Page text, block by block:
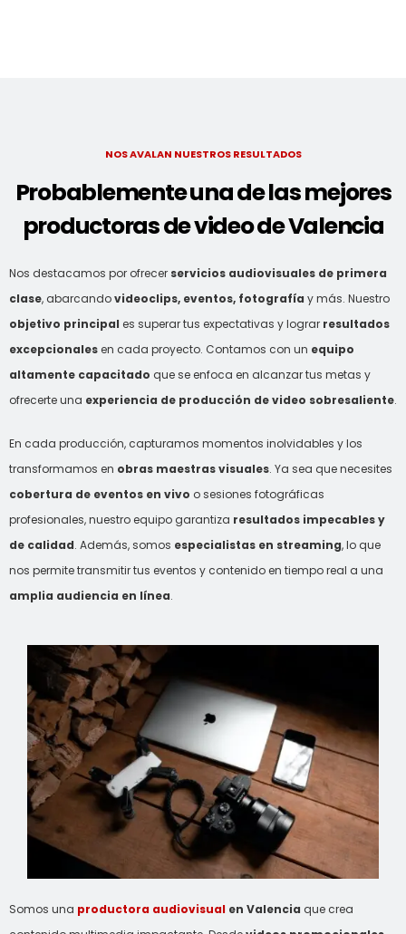
NOS AVALAN NUESTROS RESULTADOS
Probablemente una de las mejores
productoras de video de Valencia
Nos destacamos por ofrecer servicios audiovisuales de primera
clase, abarcandovideoclips, eventos, fotografía y más. Nuestro
objetivo principal es superar tus expectativas y lograr resultados
excepcionales en cada proyecto. Contamos con un equipo
altamente capacitado que se enfoca en alcanzar tus metas y
ofrecerte una experiencia de producción de video sobresaliente.
En cada producción, capturamos momentos inolvidables y los
transformamos en obras maestras visuales. Ya sea que necesites
cobertura de eventos en vivo o sesiones fotográficas
profesionales, nuestro equipo garantiza resultados impecables y
de calidad. Además, somos especialistas en streaming, lo que
nos permite transmitir tus eventos y contenido en tiempo real a una
amplia audiencia en línea.
Somos una productora audiovisual en Valencia que crea